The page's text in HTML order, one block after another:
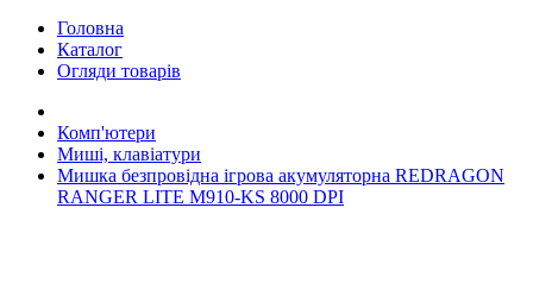
Головна
Каталог
Огляди товарів
Комп'ютери
Миші, клавіатури
Мишка безпровідна ігрова акумуляторна REDRAGON
RANGER LITE M910-KS 8000 DPI